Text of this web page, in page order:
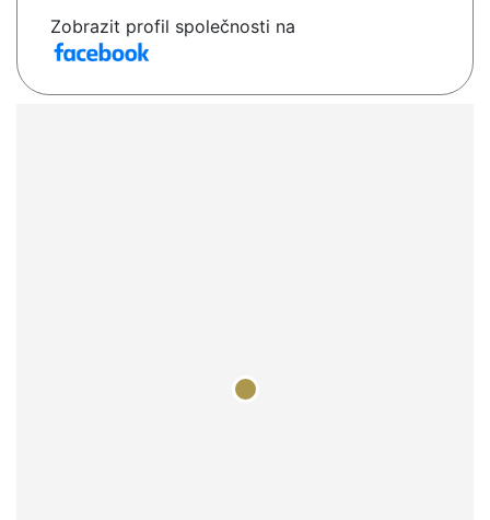
Zobrazit profil společnosti na